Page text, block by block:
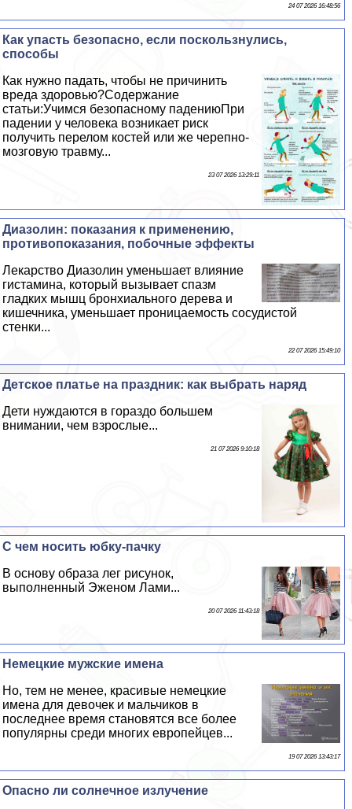
24 07 2026 16:48:56
Как упасть безопасно, если поскользнулись,
способы
Как нужно падать, чтобы не причинить
вреда здоровью?Содержание
статьи:Учимся безопасному падениюПри
падении у человека возникает риск
получить перелом костей или же черепно-
мозговую травму...
23 07 2026 13:29:11
Диазолин: показания к применению,
противопоказания, побочные эффекты
Лекарство Диазолин уменьшает влияние
гистамина, который вызывает спазм
гладких мышц бронхиального дерева и
кишечника, уменьшает проницаемость сосудистой
стенки...
22 07 2026 15:49:10
Детское платье на праздник: как выбрать наряд
Дети нуждаются в гораздо большем
внимании, чем взрослые...
21 07 2026 9:10:18
С чем носить юбку-пачку
В основу образа лег рисунок,
выполненный Эженом Лами...
20 07 2026 11:43:18
Немецкие мужские имена
Но, тем не менее, красивые немецкие
имена для девочек и мальчиков в
последнее время становятся все более
популярны среди многих европейцев...
19 07 2026 13:43:17
Опасно ли солнечное излучение